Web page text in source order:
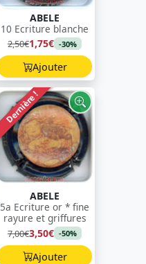
ABELE
10 Ecriture blanche
2,50€1,75€ -30%
Ajouter
Dernière !
ABELE
5a Ecriture or * fine
rayure et griffures
7,00€3,50€ -50%
Ajouter